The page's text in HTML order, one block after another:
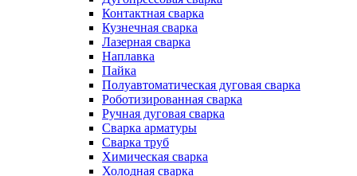
Контактная сварка
Кузнечная сварка
Лазерная сварка
Наплавка
Пайка
Полуавтоматическая дуговая сварка
Роботизированная сварка
Ручная дуговая сварка
Сварка арматуры
Сварка труб
Химическая сварка
Холодная сварка